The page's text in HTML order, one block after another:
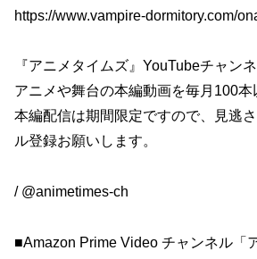
https://www.vampire-dormitory.com/
『アニメタイムズ』YouTubeチャン
アニメや舞台の本編動画を毎月100本
本編配信は期間限定ですので、見逃
ル登録お願いします。
/ @animetimes-ch
■Amazon Prime Video チャンネル「